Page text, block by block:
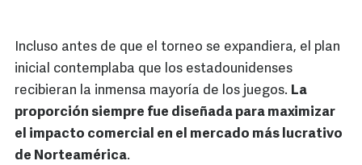
Incluso antes de que el torneo se expandiera, el plan
inicial contemplaba que los estadounidenses
recibieran la inmensa mayoría de los juegos. La
proporción siempre fue diseñada para maximizar
el impacto comercial en el mercado más lucrativo
de Norteamérica.